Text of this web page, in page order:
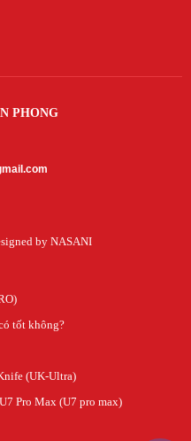
PHONG
by NASANI
tốt không?
(UK-Ultra)
Pro Max (U7 pro max)